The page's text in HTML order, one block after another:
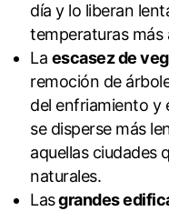
día y lo liberan
temperaturas más
La escasez de
remoción de
del enfriamiento y
se disperse más
aquellas ciudades
naturales.
Lasgrandes